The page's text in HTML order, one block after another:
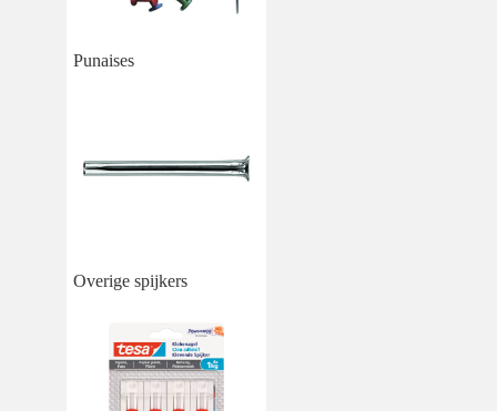
Punaises
Overige spijkers